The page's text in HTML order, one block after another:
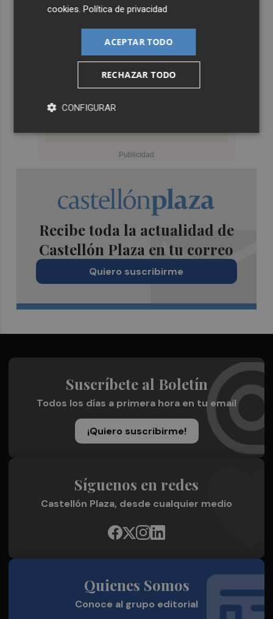
Recibe toda la actualidad de
Castellón Plaza en tu correo
Quiero suscribirme
Suscríbete al Boletín
Todos los días a primera hora en tu email
¡Quiero suscribirme!
Síguenos en redes
Castellón Plaza, desde cualquier medio
Quienes Somos
Conoce al grupo editorial
cookies.Política de privacidad
ACEPTAR TODO
RECHAZAR TODO
CONFIGURAR